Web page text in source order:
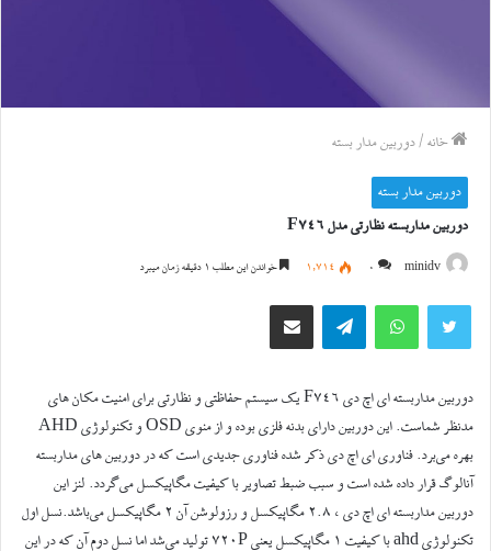
خانه /دوربین مدار بسته
دوربین مدار بسته
دوربین مداربسته نظارتی مدل F746
minidv
0
1,714 خواندن این مطلب 1 دقیقه زمان میبرد
توییتر واتس آپ تلگرام اشتراک گذاری از طریق ایمیل
دوربین مداربسته ای اچ دی F746 یک سیستم حفاظتی و نظارتی برای امنیت مکان های
مدنظر شماست. این دوربین دارای بدنه فلزی بوده و از منوی OSD و تکنولوژی AHD
بهره می‌برد. فناوری ای اچ دی ذکر شده فناوری جدیدی است که در دوربین های مداربسته
آنالوگ قرار داده شده است و سبب ضبط تصاویر با کیفیت مگاپیکسل می‌گردد. لنز این
دوربین مداربسته ای اچ دی ، 2.8 مگاپیکسل و رزولوشن آن 2 مگاپیکسل می‌باشد.نسل اول
تکنولوژی ahd با کیفیت 1 مگاپیکسل یعنی 720P تولید می‌شد اما نسل دوم آن که در این